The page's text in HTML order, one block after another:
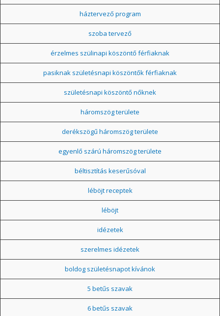
háztervező program
szoba tervező
érzelmes szülinapi köszöntő férfiaknak
pasiknak születésnapi köszöntők férfiaknak
születésnapi köszöntő nőknek
háromszög területe
derékszögű háromszög területe
egyenlő szárú háromszög területe
béltisztítás keserűsóval
léböjt receptek
léböjt
idézetek
szerelmes idézetek
boldog születésnapot kívánok
5 betűs szavak
6 betűs szavak